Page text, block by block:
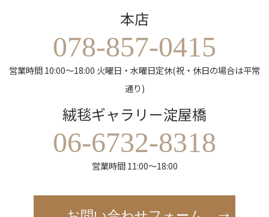
本店
078-857-0415
営業時間 10:00～18:00 火曜日・水曜日定休(祝・休日の場合は平常
通り)
絨毯ギャラリー淀屋橋
06-6732-8318
営業時間 11:00～18:00